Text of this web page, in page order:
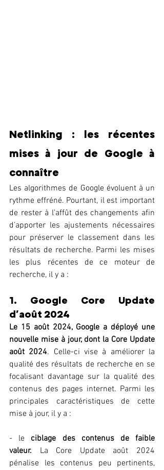
Netlinking : les récentes
mises à jour de Google à
connaître
Les algorithmes de Google évoluent à un
rythme effréné. Pourtant, il est important
de rester à l’affût des changements afin
d’apporter les ajustements nécessaires
pour préserver le classement dans les
résultats de recherche. Parmi les mises
les plus récentes de ce moteur de
recherche, il y a :
1. Google Core Update
d’août 2024
Le 15 août 2024, Google a déployé une
nouvelle mise à jour, dont la Core Update
août 2024. Celle-ci vise à améliorer la
qualité des résultats de recherche en se
focalisant davantage sur la qualité des
contenus des pages internet. Parmi les
principales caractéristiques de cette
mise à jour, il y a :
- le ciblage des contenus de faible
valeur. La Core Update août 2024
pénalise les contenus peu pertinents,